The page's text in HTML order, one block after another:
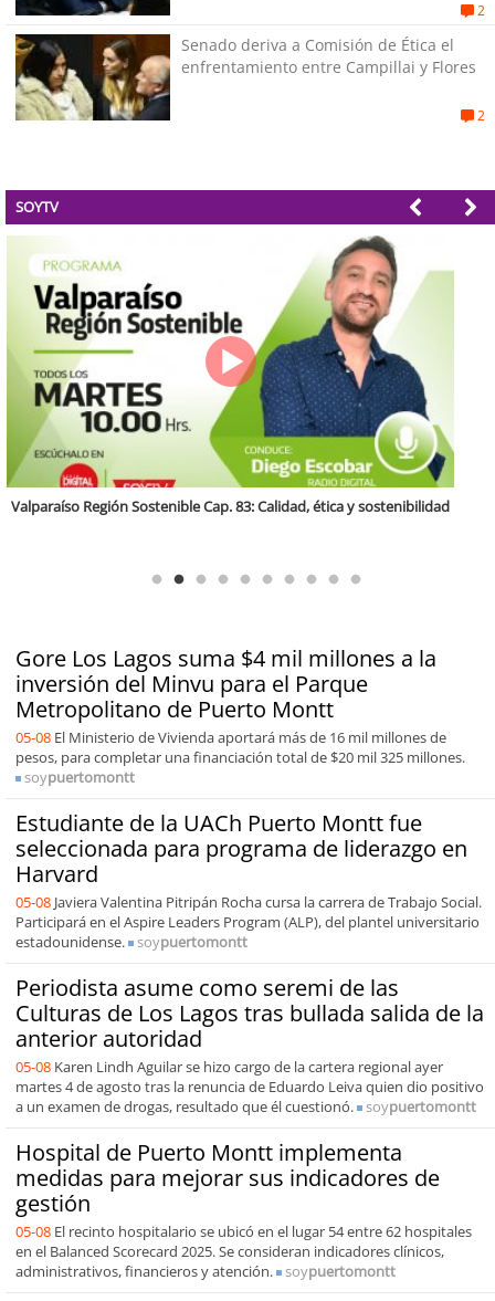
2
Senado deriva a Comisión de Ética el
enfrentamiento entre Campillai y Flores
2
SOYTV
Gore Los Lagos suma $4 mil millones a la
inversión del Minvu para el Parque
Metropolitano de Puerto Montt
05-08 El Ministerio de Vivienda aportará más de 16 mil millones de
pesos, para completar una financiación total de $20 mil 325 millones.
soypuertomontt
Estudiante de la UACh Puerto Montt fue
seleccionada para programa de liderazgo en
Harvard
05-08 Javiera Valentina Pitripán Rocha cursa la carrera de Trabajo Social.
Participará en el Aspire Leaders Program (ALP), del plantel universitario
estadounidense.
soypuertomontt
Periodista asume como seremi de las
Culturas de Los Lagos tras bullada salida de la
anterior autoridad
05-08 Karen Lindh Aguilar se hizo cargo de la cartera regional ayer
martes 4 de agosto tras la renuncia de Eduardo Leiva quien dio positivo
a un examen de drogas, resultado que él cuestionó.
soypuertomontt
Hospital de Puerto Montt implementa
medidas para mejorar sus indicadores de
gestión
05-08 El recinto hospitalario se ubicó en el lugar 54 entre 62 hospitales
en el Balanced Scorecard 2025. Se consideran indicadores clínicos,
administrativos, financieros y atención.
soypuertomontt